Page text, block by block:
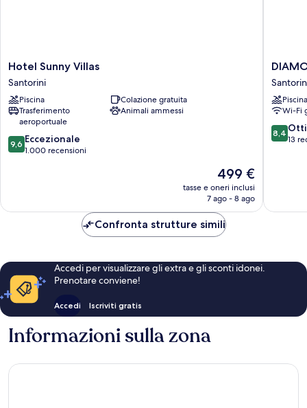
Hotel
Sunny
Villas
Santorini
Hotel Sunny Villas
Santorini
Piscina
Colazione gratuita
Trasferimento
aeroportuale
Animali ammessi
9.6
su
9,6 Eccezionale
1.000 recensioni
Il
prezzo
attuale
499 €
499 €
tasse e oneri inclusi
7 ago - 8 ago
on
the
cliff
Hotel
&Suites
Piscina
Wi-Fi
8.4
su
8,4
13
Confronta strutture simili
Accedi per visualizzare gli extra e gli sconti idonei.
Prenotare conviene!
Accedi Iscriviti gratis
Informazioni sulla zona